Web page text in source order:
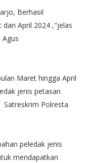
Berhasil
April 2024 ,"jelas
Maret hingga April
jenis petasan
Satreskrim Polresta
peledak jenis
mendapatkan